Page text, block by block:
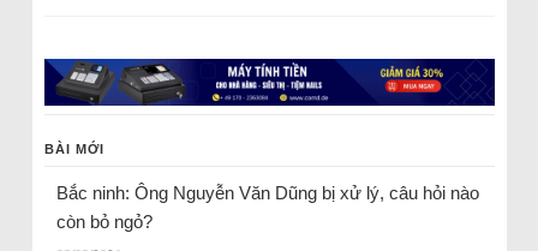
BÀI MỚI
Bắc ninh: Ông Nguyễn Văn Dũng bị xử lý, câu hỏi nào
còn bỏ ngỏ?